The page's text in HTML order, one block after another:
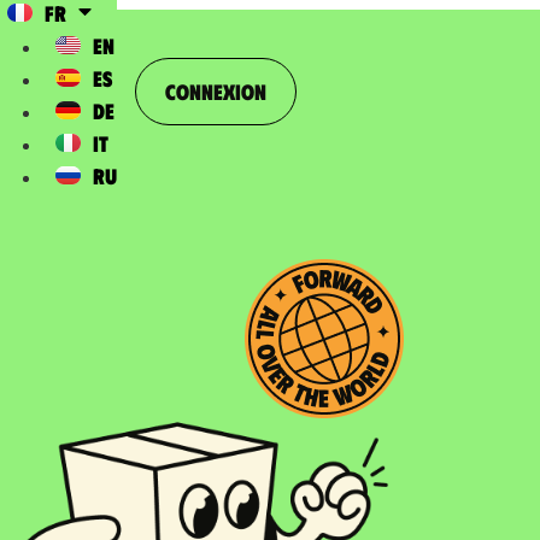
FR
EN
ES
DE
IT
RU
Connexion